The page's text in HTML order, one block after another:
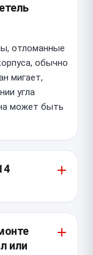
отломанные
обычно
мигает,
угла
может быть
или